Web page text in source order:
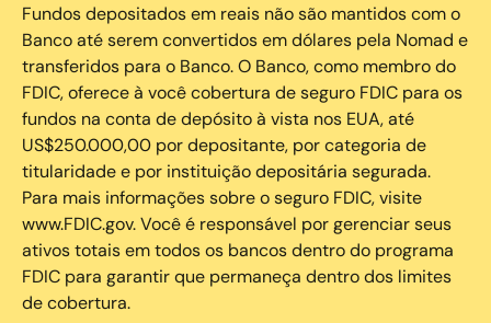
Fundos depositados em reais não são mantidos com o
Banco até serem convertidos em dólares pela Nomad e
transferidos para o Banco. O Banco, como membro do
FDIC, oferece à você cobertura de seguro FDIC para os
fundos na conta de depósito à vista nos EUA, até
US$250.000,00 por depositante, por categoria de
titularidade e por instituição depositária segurada.
Para mais informações sobre o seguro FDIC, visite
www.FDIC.gov. Você é responsável por gerenciar seus
ativos totais em todos os bancos dentro do programa
FDIC para garantir que permaneça dentro dos limites
de cobertura.